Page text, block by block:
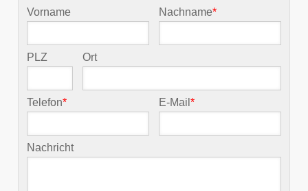
Vorname Nachname*
PLZ Ort
Telefon* E-Mail*
Nachricht